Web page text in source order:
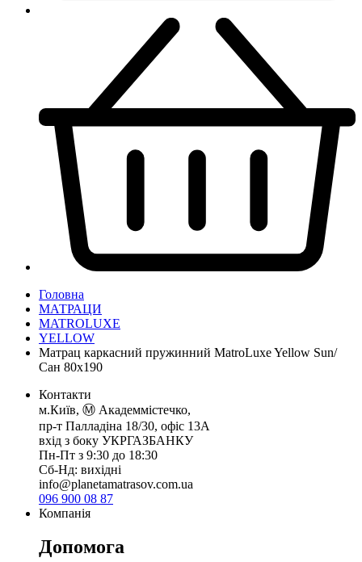
Головна
МАТРАЦИ
MATROLUXE
YELLOW
Матрац каркасний пружинний MatroLuxe Yellow Sun/
Сан 80x190
Контакти
м.Київ, Ⓜ️ Академмістечко,
пр-т Палладіна 18/30, офіс 13А
вхід з боку УКРГАЗБАНКУ
Пн-Пт з 9:30 до 18:30
Сб-Нд: вихідні
info@planetamatrasov.com.ua
096 900 08 87
Компанія
Допомога